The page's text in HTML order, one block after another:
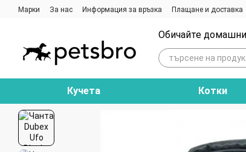
Премини към основното съдържание
Марки За нас Информация за връзка Плащане и доставка
Обичайте
Кучета Котки